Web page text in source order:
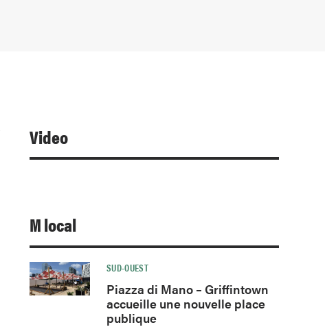
Video
M local
SUD-OUEST
Piazza di Mano – Griffintown
accueille une nouvelle place
publique